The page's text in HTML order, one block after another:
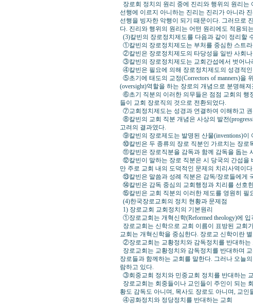
장로회 정치의 원리 중에 진리와 행위의 원리는
선행에 이르지 아니하는 진리는 진리가 아니라
선행을 빙자한 악행이 되기 때문이다. 그러므로
다. 진리와 행위의 원리는 어떤 원리에도 적용되
(3)칼빈의 장로정치제도를 다음과 같이 정리할
①칼빈의 장로정치제도는 부처를 중심한 스트
②칼빈은 장로정치제도의 타당성을 일반 사회
③칼빈의 장로정치제도는 교회간섭에서 벗어나
④칼빈은 필요에 의해 장로정치제도의 성경적
⑤초기에 태도의 교정(Correctors of manners)을
(oversight)역할을 하는 장로의 개념으로 분명해져
⑥초기 직분의 이러한 의무들은 점점 교회의 행
들이 교회 장로직의 것으로 전환되었다.
⑦교회정치제도는 성경과 연결하여 이해하고
⑧칼빈의 교회 직분 개념은 사상의 발전
고려의 결과였다.
⑨칼빈의 장로제도는 발명된 산물(inventions)이
⑩칼빈은 두 종류의 장로 직분인 가르치는 장로
⑪칼빈은 장로직분을 감독과 함께 감독을 돕는
⑫칼빈이 말하는 장로 직분은 시 당국의 간섭을
만 주로 교회 내의 도덕적인 문제의 치리사역이다.
⑬칼빈은 말씀과 성례 직분은 감독/장로들에게
⑭칼빈은 감독 중심의 교회행정과 치리를 선호
⑮칼빈은 교회 직분의 이러한 제도를 영원히 필
(4)한국장로교회의 정치 현황과 문제점
1) 장로교회 교회정치의 기본원리
①장로교회는 개혁신학(Reformed theology)에 입
장로교회는 신학으로 교회 이름이 표방된 교회
교회는 개혁신학을 중심한다. 장로교 신학이란
②장로교회는 교황정치와 감독정치를 반대하는
장로교회는 교황정치와 감독정치를 반대하며
장로들과 함께하는 교회를 말한다. 그러나 오늘
람하고 있다.
③회중교회 정치와 민중교회 정치를 반대하는
장로교회는 회중들이나 교인들이 주인이 되는
황도 감독도 아니며, 목사도 장로도 아니며, 교인
④공화정치와 정당정치를 반대하는 교회